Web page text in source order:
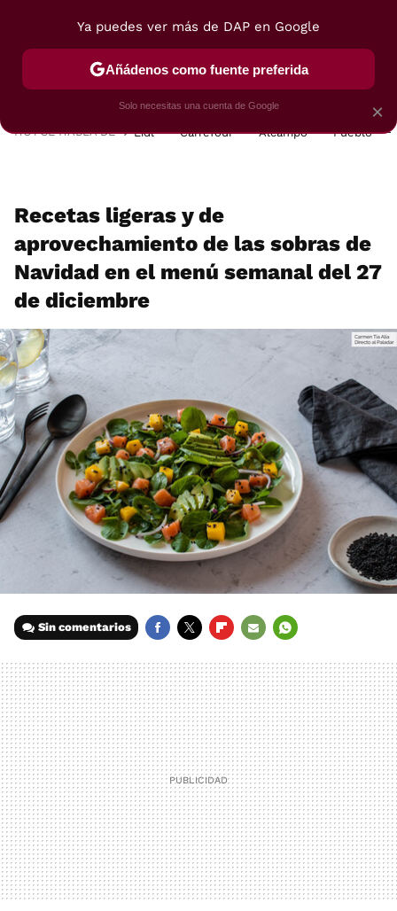
POSTRES VIAJES SELECCIÓN VEGUI
HOY SE HABLA DE Lidl Carrefour Alcampo Pueblo
Recetas ligeras y de
aprovechamiento de las sobras de
Navidad en el menú semanal del 27
de diciembre
Sin comentarios
MAIL
×
Ya puedes ver más de DAP en Google
Añádenos como fuente preferida
Solo necesitas una cuenta de Google